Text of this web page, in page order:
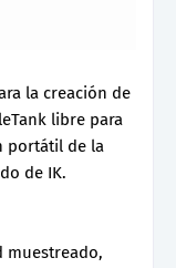
la creación de
libre para
portátil de la
de IK.
muestreado,